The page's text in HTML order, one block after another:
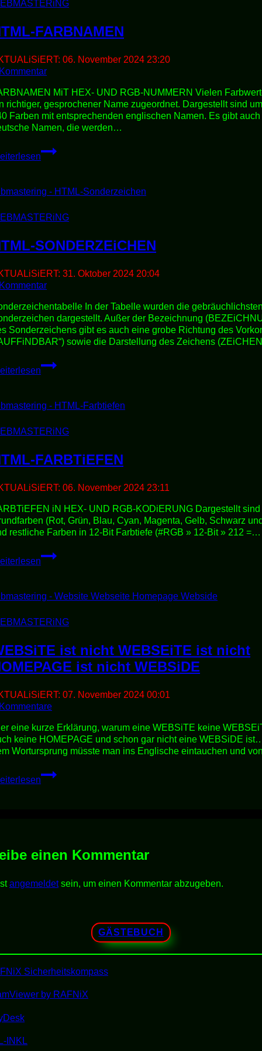
FARBNAMEN
06. November 2024 23:20
MiT HEX- UND RGB-NUMMERN Vielen
richtiger, gesprochener Name zugeordnet. Dargestellt sind
Farben mit entsprechenden englischen Namen. Es gibt auch
Namen, die werden…
HTML-
FARBNAMEN
SONDERZEiCHEN
31. Oktober 2024 20:04
In der Tabelle wurden die
dargestellt. Außer der Bezeichnung
Sonderzeichens gibt es auch eine grobe Richtung des
sowie die Darstellung des Zeichens
HTML-
SONDERZEiCHEN
FARBTiEFEN
06. November 2024 23:11
iN HEX- UND RGB-KODiERUNG Dargestellt
(Rot, Grün, Blau, Cyan, Magenta, Gelb, Schwarz
restliche Farben in 12-Bit Farbtiefe (#RGB » 12-Bit » 212 =…
HTML-
FARBTiEFEN
ist nicht WEBSEiTE ist nicht
ist nicht WEBSiDE
07. November 2024 00:01
eine kurze Erklärung, warum eine WEBSiTE keine
keine HOMEPAGE und schon gar nicht eine WEBSiDE
Wortursprung müsste man ins Englische eintauchen und
WEBSiTE
ist
ist
einen Kommentar
angemeldetsein, um einen Kommentar abzugeben.
GÄSTEBUCH